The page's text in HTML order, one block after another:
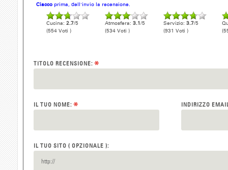
Ciacco prima, dell'invio la recensione.
Cucina: 2.7/5
(554 Voti )
Atmosfera: 3.1/5
(534 Voti )
Servizio: 3.7/5
(931 Voti )
TITOLO RECENSIONE: *
IL TUO NOME: * INDIRIZZO
IL TUO SITO ( OPZIONALE ):